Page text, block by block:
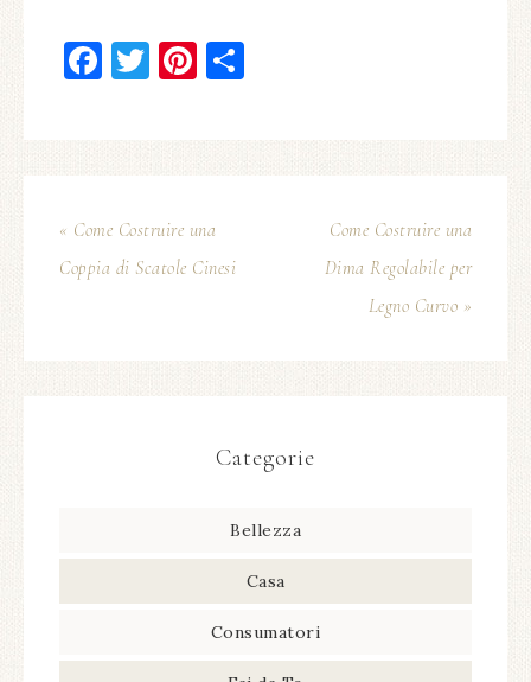
Facebook
Twitter
Pinterest
« Come Costruire una
Coppia di Scatole Cinesi
Come Costruire una
Dima Regolabile per
Legno Curvo »
Categorie
Bellezza
Casa
Consumatori